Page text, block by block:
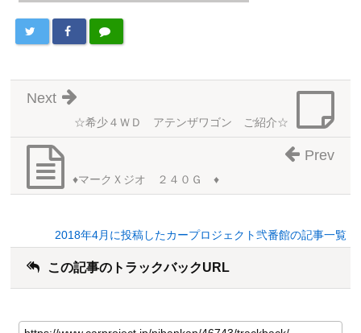
☆希少４ＷＤ アテンザワゴン ご紹介☆
Next
♦マークＸジオ ２４０Ｇ ♦
Prev
2018年4月に投稿したカープロジェクト弐番館の記事一覧
この記事のトラックバックURL